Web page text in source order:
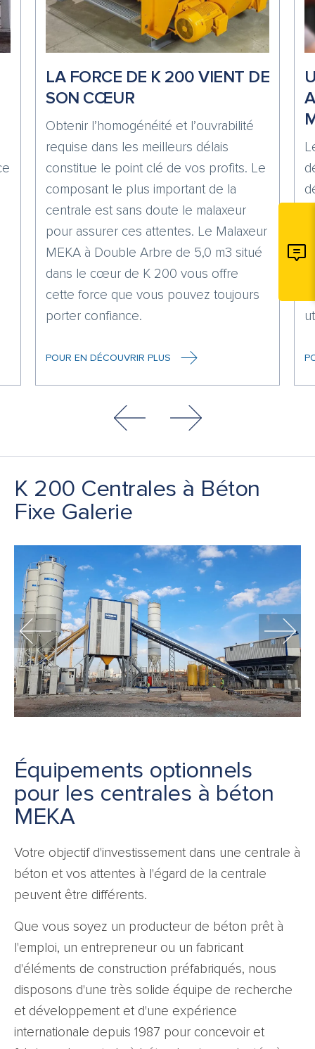
LA FORCE DE K 200 VIENT DE
SON CŒUR
Obtenir l’homogénéité et l’ouvrabilité
requise dans les meilleurs délais
constitue le point clé de vos profits. Le
composant le plus important de la
centrale est sans doute le malaxeur
pour assurer ces attentes. Le Malaxeur
MEKA à Double Arbre de 5,0 m3 situé
dans le cœur de K 200 vous offre
cette force que vous pouvez toujours
porter confiance.
POUR EN DÉCOUVRIR PLUS
K 200 Centrales à Béton
Fixe Galerie
Équipements optionnels
pour les centrales à béton
MEKA
Votre objectif d'investissement dans une centrale à
béton et vos attentes à l'égard de la centrale
peuvent être différents.
Que vous soyez un producteur de béton prêt à
l'emploi, un entrepreneur ou un fabricant
d'éléments de construction préfabriqués, nous
disposons d'une très solide équipe de recherche
et développement et d'une expérience
internationale depuis 1987 pour concevoir et